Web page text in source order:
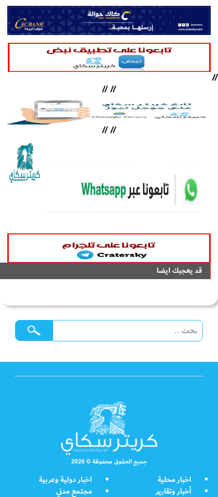
//
//
//
//
//
قد يعجبك ايضا
جميع الحقوق محفوظة © 2026
اخبار محلية
اخبار دولية وعربية
أخبار وتقارير
مجتمع مدني